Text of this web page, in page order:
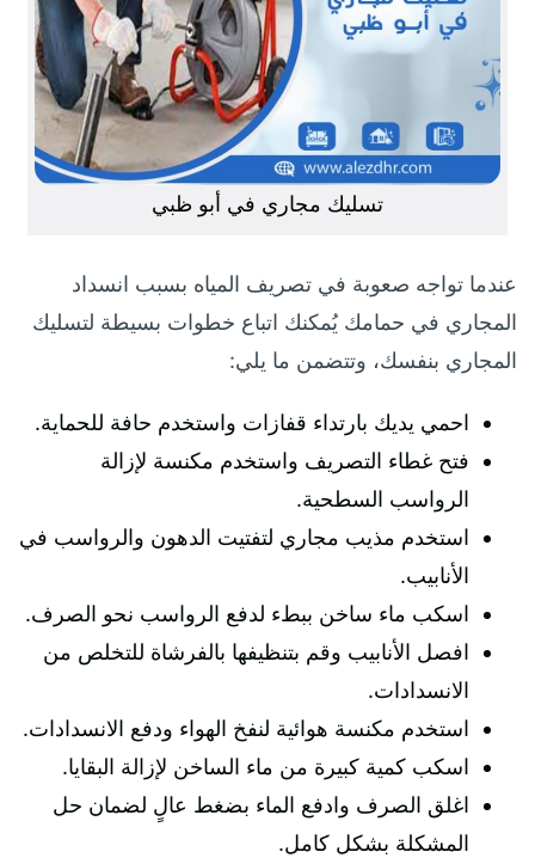
تسليك مجاري في أبو ظبي
عندما تواجه صعوبة في تصريف المياه بسبب انسداد
المجاري في حمامك يُمكنك اتباع خطوات بسيطة لتسليك
المجاري بنفسك، وتتضمن ما يلي:
احمي يديك بارتداء قفازات واستخدم حافة للحماية.
فتح غطاء التصريف واستخدم مكنسة لإزالة
الرواسب السطحية.
استخدم مذيب مجاري لتفتيت الدهون والرواسب في
الأنابيب.
اسكب ماء ساخن ببطء لدفع الرواسب نحو الصرف.
افصل الأنابيب وقم بتنظيفها بالفرشاة للتخلص من
الانسدادات.
استخدم مكنسة هوائية لنفخ الهواء ودفع الانسدادات.
اسكب كمية كبيرة من ماء الساخن لإزالة البقايا.
اغلق الصرف وادفع الماء بضغط عالٍ لضمان حل
المشكلة بشكل كامل.